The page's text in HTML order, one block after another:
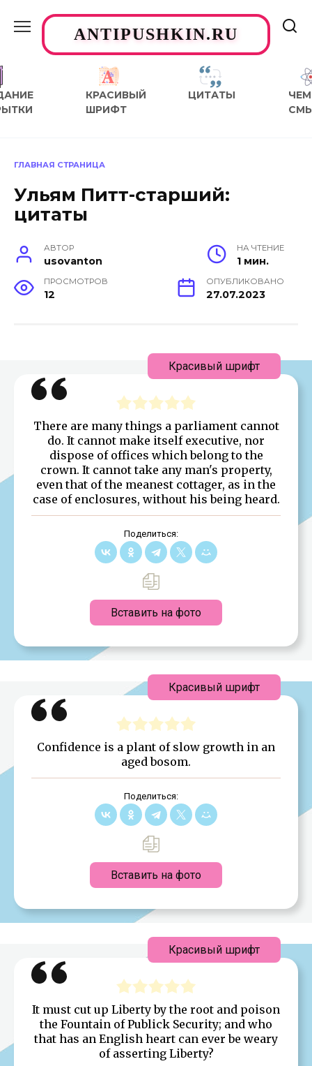
содержаниюANTIPUSHKIN.RU
КРАСИВЫЙ
ШРИФТ
ЦИТАТЫ
ЧЕМ
ГЛАВНАЯ СТРАНИЦА
Ульям Питт-старший:
цитаты
АВТОР
usovanton
НА ЧТЕНИЕ
1 мин.
ПРОСМОТРОВ
12
ОПУБЛИКОВАНО
27.07.2023
There are many things a parliament cannot
do. It cannot make itself executive, nor
dispose of offices which belong to the
crown. It cannot take any man's property,
even that of the meanest cottager, as in the
case of enclosures, without his being heard.
Поделиться:
Вставить на фото
Красивый шрифт
Confidence is a plant of slow growth in an
aged bosom.
Поделиться:
Вставить на фото
Красивый шрифт
It must cut up Liberty by the root and poison
the Fountain of Publick Security; and who
that has an English heart can ever be weary
of asserting Liberty?
Красивый шрифт